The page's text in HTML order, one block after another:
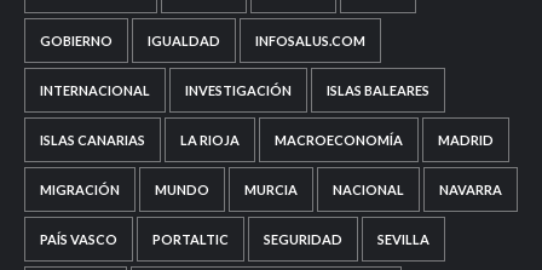
GOBIERNO IGUALDAD INFOSALUS.COM
INTERNACIONAL INVESTIGACIÓN ISLAS BALEARES
ISLAS CANARIAS LA RIOJA MACROECONOMÍA MADRID
MIGRACIÓN MUNDO MURCIA NACIONAL NAVARRA
PAÍS VASCO PORTALTIC SEGURIDAD SEVILLA